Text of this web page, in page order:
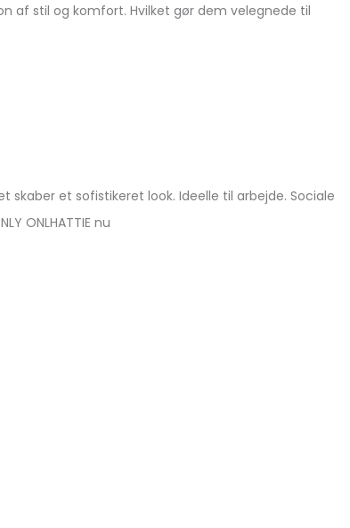
af stil og komfort. Hvilket gør dem velegnede til
skaber et sofistikeret look. Ideelle til arbejde. Sociale
ONLHATTIE nu